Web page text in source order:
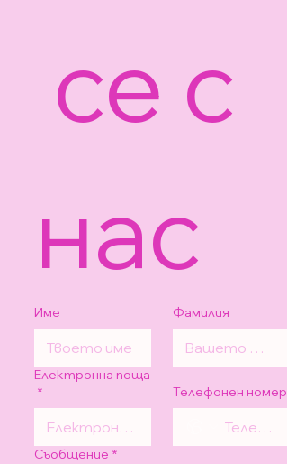
се с
нас
Име Фамилия
Електронна поща
*
Телефонен номер
Съобщение *